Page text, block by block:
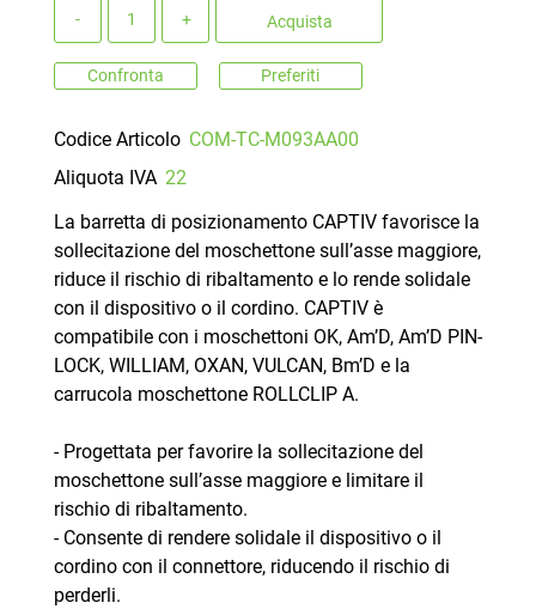
Acquista
Confronta Preferiti
Codice Articolo COM-TC-M093AA00
Aliquota IVA 22
La barretta di posizionamento CAPTIV favorisce la
sollecitazione del moschettone sull’asse maggiore,
riduce il rischio di ribaltamento e lo rende solidale
con il dispositivo o il cordino. CAPTIV è
compatibile con i moschettoni OK, Am’D, Am’D PIN-
LOCK, WILLIAM, OXAN, VULCAN, Bm’D e la
carrucola moschettone ROLLCLIP A.
- Progettata per favorire la sollecitazione del
moschettone sull’asse maggiore e limitare il
rischio di ribaltamento.
- Consente di rendere solidale il dispositivo o il
cordino con il connettore, riducendo il rischio di
perderli.